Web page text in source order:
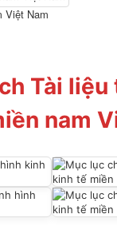
Việt Nam
Tài
nam